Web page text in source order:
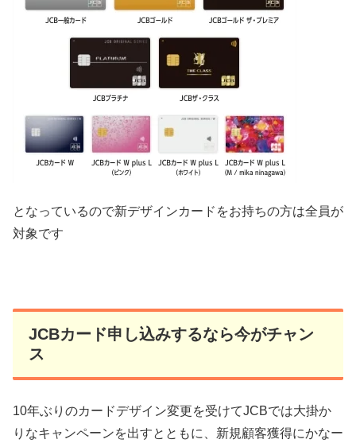
となっているので新デザインカードをお持ちの方は全員が
対象です
JCBカード申し込みするなら今がチャン
ス
10年ぶりのカードデザイン変更を受けてJCBでは大掛か
りなキャンペーンを出すとともに、新規顧客獲得にかなー